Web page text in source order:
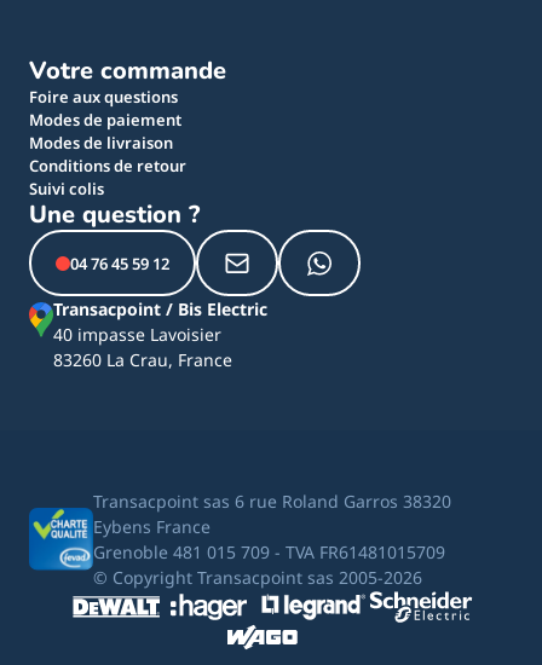
Votre commande
Foire aux questions
Modes de paiement
Modes de livraison
Conditions de retour
Suivi colis
Une question ?
04 76 45 59 12
Transacpoint / Bis Electric
40 impasse Lavoisier
83260 La Crau, France
Transacpoint sas 6 rue Roland Garros 38320
Eybens France
Grenoble 481 015 709 - TVA FR61481015709
© Copyright Transacpoint sas 2005-2026